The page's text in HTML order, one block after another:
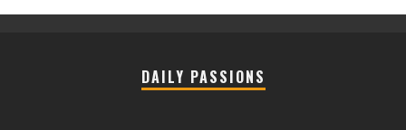
DAILY PASSIONS